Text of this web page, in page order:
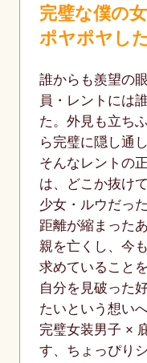
完璧な僕の
ポヤポヤし
誰からも羨望の
員・レントには
た。外見も立ち
ら完璧に隠し通
そんなレントの
は、どこか抜け
少女・ルウだった
距離が縮まった
親を亡くし、今
求めていることを
自分を見破った
たいという想い
完璧女装男子 ×
す、ちょっぴり